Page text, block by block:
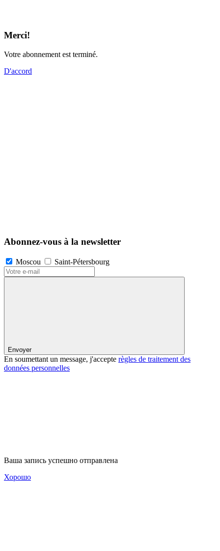
Merci!
Votre abonnement est terminé.
D'accord
Abonnez-vous à la newsletter
Moscou Saint-Pétersbourg
Envoyer
En soumettant un message, j'accepte règles de traitement des
données personnelles
Ваша запись успешно отправлена
Хорошо